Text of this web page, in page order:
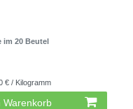
im 20 Beutel
€ / Kilogramm
Warenkorb